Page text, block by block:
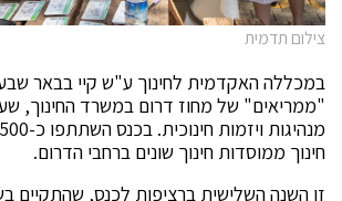
צילום תדמית
במכללה האקדמית לחינוך ע"ש קיי בבאר
"ממריאים" של מחוז דרום במשרד החינוך,
חינוך ממוסדות חינוך שונים ברחבי הדרום.
זו השנה השלישית ברציפות לכנס, שהתקיים